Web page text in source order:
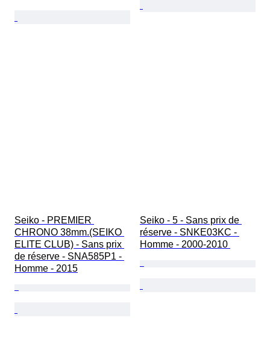
Seiko - PREMIER
CHRONO 38mm.(SEIKO
ELITE CLUB) - Sans prix
de réserve - SNA585P1 -
Homme - 2015
Seiko - 5 - Sans prix de
réserve - SNKE03KC -
Homme - 2000-2010